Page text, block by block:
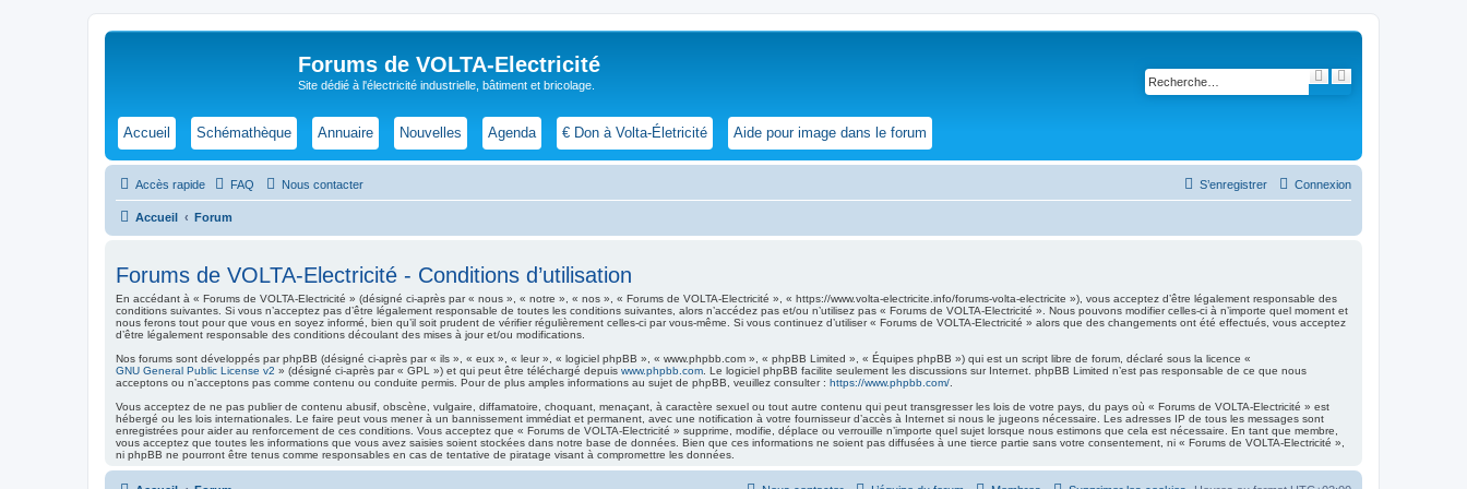
Forums de VOLTA-Electricité
Site dédié à l'électricité industrielle, bâtiment et bricolage.
e
h
r
e
h
a
v
Accueil Schémathèque Annuaire Nouvelles Agenda € Don à Volta-Életricité Aide pour image dans le forum
Accès rapide FAQ Nous contacter Connexion
S’enregistrer
Accueil Forum
Forums de VOLTA-Electricité - Conditions d’utilisation
En accédant à « Forums de VOLTA-Electricité » (désigné ci-après par « nous », « notre », « nos », « Forums de VOLTA-Electricité », « https://www.volta-electricite.info/forums-volta-electricite »), vous acceptez d’être légalement responsable des
conditions suivantes. Si vous n’acceptez pas d’être légalement responsable de toutes les conditions suivantes, alors n’accédez pas et/ou n’utilisez pas « Forums de VOLTA-Electricité ». Nous pouvons modifier celles-ci à n’importe quel moment et
nous ferons tout pour que vous en soyez informé, bien qu’il soit prudent de vérifier régulièrement celles-ci par vous-même. Si vous continuez d’utiliser « Forums de VOLTA-Electricité » alors que des changements ont été effectués, vous acceptez
d’être légalement responsable des conditions découlant des mises à jour et/ou modifications.
Nos forums sont développés par phpBB (désigné ci-après par « ils », « eux », « leur », « logiciel phpBB », « www.phpbb.com », « phpBB Limited », « Équipes phpBB ») qui est un script libre de forum, déclaré sous la licence «
GNU General Public License v2 » (désigné ci-après par « GPL ») et qui peut être téléchargé depuis www.phpbb.com . Le logiciel phpBB facilite seulement les discussions sur Internet. phpBB Limited n’est pas responsable de ce que nous
acceptons ou n’acceptons pas comme contenu ou conduite permis. Pour de plus amples informations au sujet de phpBB, veuillez consulter : https://www.phpbb.com/
Vous acceptez de ne pas publier de contenu abusif, obscène, vulgaire, diffamatoire, choquant, menaçant, à caractère sexuel ou tout autre contenu qui peut transgresser les lois de votre pays, du pays où « Forums de VOLTA-Electricité » est
hébergé ou les lois internationales. Le faire peut vous mener à un bannissement immédiat et permanent, avec une notification à votre fournisseur d’accès à Internet si nous le jugeons nécessaire. Les adresses IP de tous les messages sont
enregistrées pour aider au renforcement de ces conditions. Vous acceptez que « Forums de VOLTA-Electricité » supprime, modifie, déplace ou verrouille n’importe quel sujet lorsque nous estimons que cela est nécessaire. En tant que membre,
vous acceptez que toutes les informations que vous avez saisies soient stockées dans notre base de données. Bien que ces informations ne soient pas diffusées à une tierce partie sans votre consentement, ni « Forums de VOLTA-Electricité »,
ni phpBB ne pourront être tenus comme responsables en cas de tentative de piratage visant à compromettre les données.